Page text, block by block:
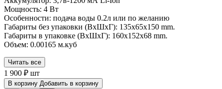
Мощность: 4 Вт
Особенности: подача воды 0.2л или по желанию
Габариты без упаковки (ВxШxГ): 135x65x150 mm.
Габариты в упаковке (ВxШxГ): 160x152x68 mm.
Объем: 0.00165 м.куб
Читать все
1 900 ₽ шт
В корзину Добавить в корзину